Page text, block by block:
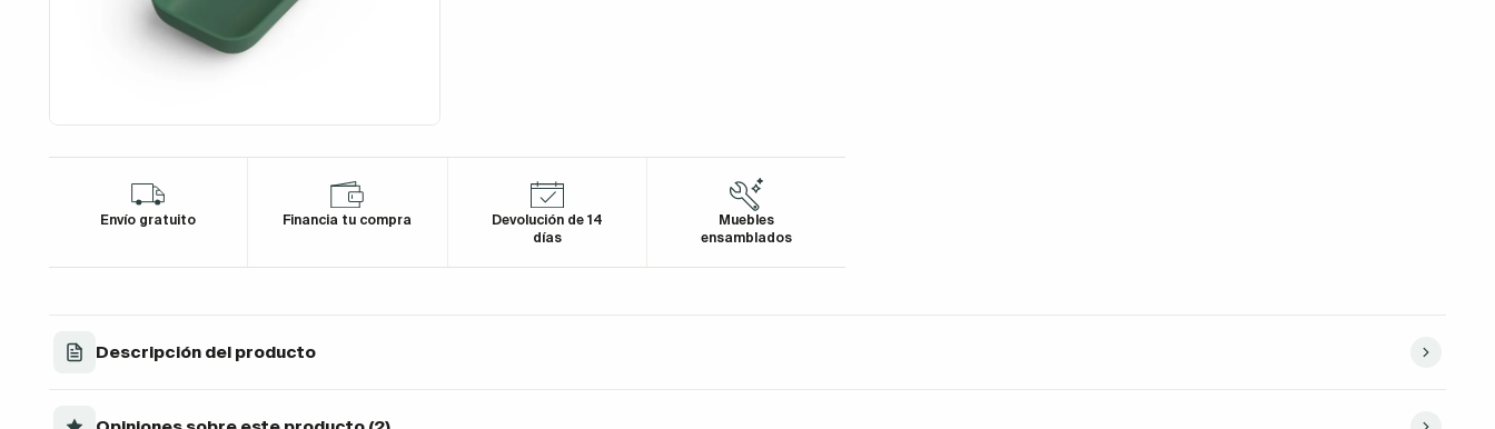
Envío gratuito Financia tu compra
Devolución de 14
días
Muebles
ensamblados
Descripción del producto